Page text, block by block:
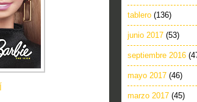
tablero (136)
junio 2017 (53)
septiembre 2016
mayo 2017 (46)
marzo 2017 (45)